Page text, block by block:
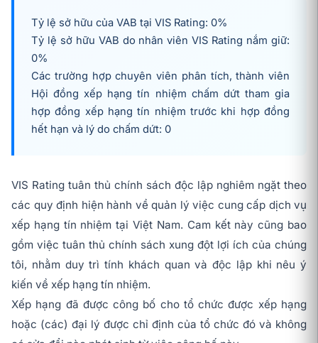
Tỷ lệ sở hữu của VAB tại VIS Rating: 0%
Tỷ lệ sở hữu VAB do nhân viên VIS Rating nắm giữ:
0%
Các trường hợp chuyên viên phân tích, thành viên
Hội đồng xếp hạng tín nhiệm chấm dứt tham gia
hợp đồng xếp hạng tín nhiệm trước khi hợp đồng
hết hạn và lý do chấm dứt: 0
VIS Rating tuân thủ chính sách độc lập nghiêm ngặt theo
các quy định hiện hành về quản lý việc cung cấp dịch vụ
xếp hạng tín nhiệm tại Việt Nam. Cam kết này cũng bao
gồm việc tuân thủ chính sách xung đột lợi ích của chúng
tôi, nhằm duy trì tính khách quan và độc lập khi nêu ý
kiến về xếp hạng tín nhiệm.
Xếp hạng đã được công bố cho tổ chức được xếp hạng
hoặc (các) đại lý được chỉ định của tổ chức đó và không